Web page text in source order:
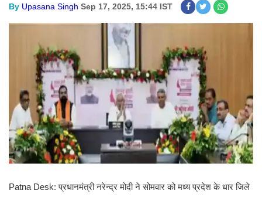
By Upasana Singh Sep 17, 2025, 15:44 IST
Patna Desk: प्रधानमंत्री नरेन्द्र मोदी ने सोमवार को मध्य प्रदेश के धार जिले